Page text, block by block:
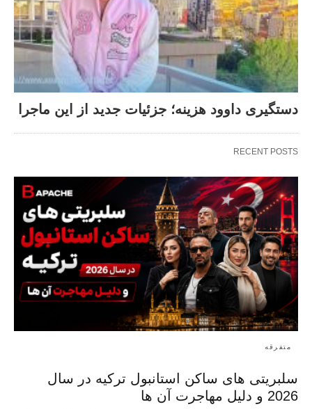
دستگیری داوود هزینه؛ جزئیات جدید از این ماجرا
RECENT POSTS
متفرقه
سلبریتی های ساکن استانبول ترکیه در سال
2026 و دلیل مهاجرت آن ها